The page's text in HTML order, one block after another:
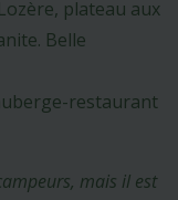
plateau aux
Belle
restaurant
mais il est